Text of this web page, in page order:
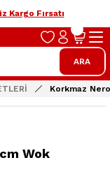
Kargo Fırsatı
ARA
Korkmaz
Wok